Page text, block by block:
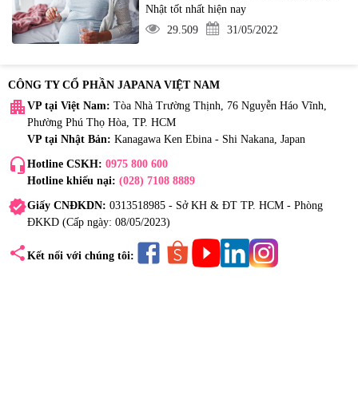
Nhật tốt nhất hiện nay
29.509
31/05/2022
CÔNG TY CỔ PHẦN JAPANA VIỆT NAM
apartment VP tại Việt Nam: Tòa Nhà Trường Thịnh, 76 Nguyễn Háo Vĩnh,
Phường Phú Thọ Hòa, TP. HCM
VP tại Nhật Bản: Kanagawa Ken Ebina - Shi Nakana, Japan
headset_mic Hotline CSKH: 0975 800 600
Hotline khiếu nại: (028) 7108 8889
verifiedGiấy CNĐKDN: 0313518985 - Sở KH & ĐT TP. HCM - Phòng
ĐKKD (Cấp ngày: 08/05/2023)
share Kết nối với chúng tôi: